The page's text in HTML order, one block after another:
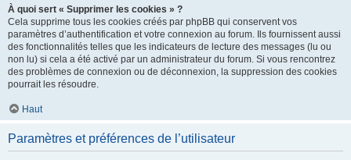
À quoi sert « Supprimer les cookies » ?
Cela supprime tous les cookies créés par phpBB qui conservent vos
paramètres d’authentification et votre connexion au forum. Ils fournissent aussi
des fonctionnalités telles que les indicateurs de lecture des messages (lu ou
non lu) si cela a été activé par un administrateur du forum. Si vous rencontrez
des problèmes de connexion ou de déconnexion, la suppression des cookies
pourrait les résoudre.
Haut
Paramètres et préférences de l’utilisateur